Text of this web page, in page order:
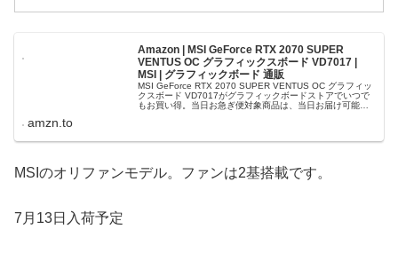
Amazon | MSI GeForce RTX 2070 SUPER
VENTUS OC グラフィックスボード VD7017 |
MSI | グラフィックボード 通販
MSI GeForce RTX 2070 SUPER VENTUS OC グラフィッ
クスボード VD7017がグラフィックボードストアでいつで
もお買い得。当日お急ぎ便対象商品は、当日お届け可能で
amzn.to
MSIのオリファンモデル。ファンは2基搭載です。
7月13日入荷予定